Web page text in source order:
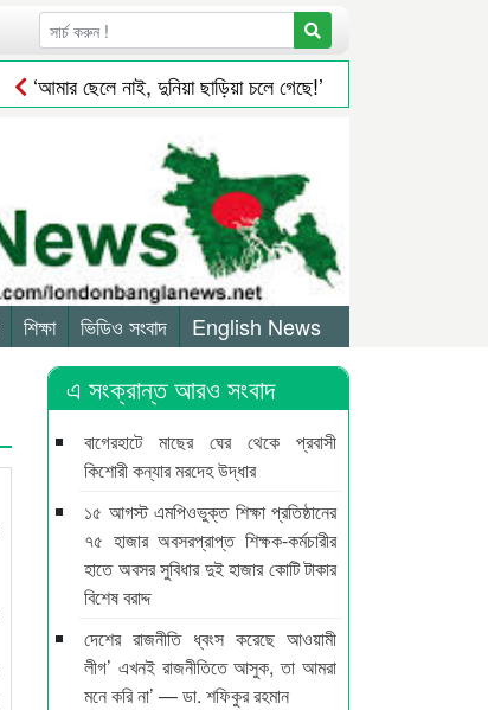
‘আমার ছেলে নাই, দুনিয়া ছাড়িয়া চলে গেছে!’
শিক্ষা ভিডিও সংবাদ English News
এ সংক্রান্ত আরও সংবাদ
বাগেরহাটে মাছের ঘের থেকে প্রবাসী
কিশোরী কন্যার মরদেহ উদ্ধার
১৫ আগস্ট এমপিওভুক্ত শিক্ষা প্রতিষ্ঠানের
৭৫ হাজার অবসরপ্রাপ্ত শিক্ষক-কর্মচারীর
হাতে অবসর সুবিধার দুই হাজার কোটি টাকার
বিশেষ বরাদ্দ
দেশের রাজনীতি ধ্বংস করেছে আওয়ামী
লীগ’ এখনই রাজনীতিতে আসুক, তা আমরা
মনে করি না’ — ডা. শফিকুর রহমান